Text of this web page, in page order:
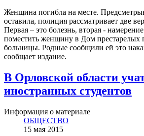
Женщина погибла на месте.
оставила, полиция рассматривает две
Первая – это болезнь, вторая -
поместить женщину в Дом престарелых
больницы. Родные сообщили ей это
сообщает издание.
В Орловской области
иностранных студентов
Информация о материале
ОБЩЕСТВО
15 мая 2015